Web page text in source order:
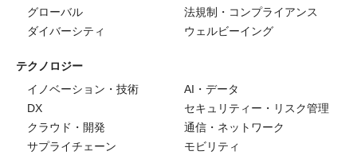
グローバル
法規制・コンプライアンス
ダイバーシティ
ウェルビーイング
テクノロジー
イノベーション・技術
AI・データ
DX
セキュリティー・リスク管理
クラウド・開発
通信・ネットワーク
サプライチェーン
モビリティ